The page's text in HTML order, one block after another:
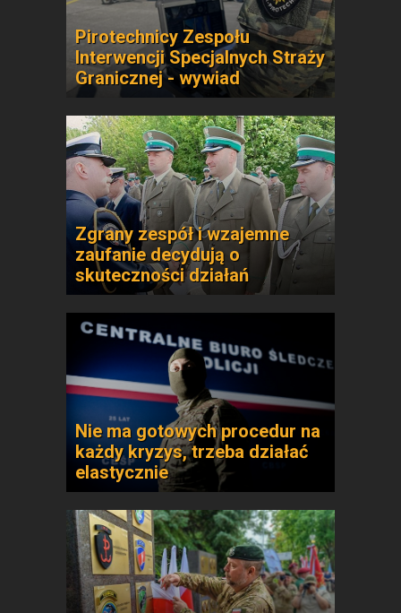
Pirotechnicy Zespołu
Interwencji Specjalnych Straży
Granicznej - wywiad
Zgrany zespół i wzajemne
zaufanie decydują o
skuteczności działań
Nie ma gotowych procedur na
każdy kryzys, trzeba działać
elastycznie